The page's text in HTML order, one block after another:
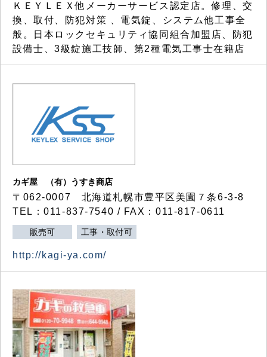
ＫＥＹＬＥＸ他メーカーサービス認定店。修理、交
換、取付、防犯対策 、電気錠、システム他工事全
般。日本ロックセキュリティ協同組合加盟店、防犯
設備士、3級錠施工技師、第2種電気工事士在籍店
カギ屋 （有）うすき商店
〒062-0007 北海道札幌市豊平区美園７条6-3-8
TEL：011-837-7540 / FAX：011-817-0611
販売可 工事・取付可
http://kagi-ya.com/